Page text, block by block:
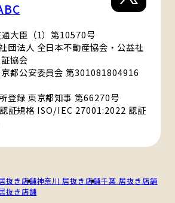
大臣（1）第10570号
団法人 全日本不動産協会・公益社
協会
都公安委員会 第301081804916
登録 東京都知事 第66270号
証規格 ISO/IEC 27001:2022 認証
抜き店舗神奈川 居抜き店舗千葉 居抜き店舗
抜き店舗